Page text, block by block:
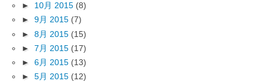
► 10月 2015 (8)
► 9月 2015 (7)
► 8月 2015 (15)
► 7月 2015 (17)
► 6月 2015 (13)
► 5月 2015 (12)